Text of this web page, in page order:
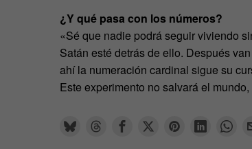
¿Y qué pasa con los números?
«Sé que nadie podrá seguir viviendo
Satán esté detrás de ello. Después
ahí la numeración cardinal sigue su
Este experimento no salvará el